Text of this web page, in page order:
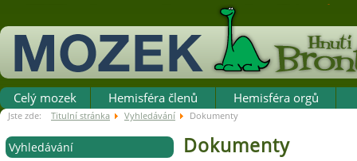
Celý mozek Hemisféra členů Hemisféra orgů
Jste zde: Titulní stránka Vyhledávání Dokumenty
Vyhledávání Dokumenty